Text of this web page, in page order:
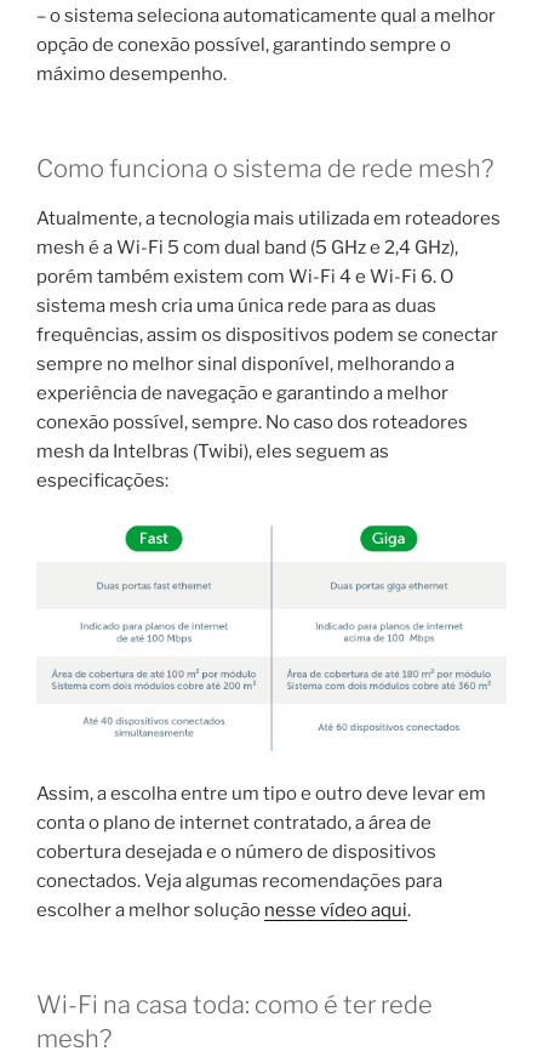
– o sistema seleciona automaticamente qual a melhor
opção de conexão possível, garantindo sempre o
máximo desempenho.
Como funciona o sistema de rede mesh?
Atualmente, a tecnologia mais utilizada em roteadores
mesh é a Wi-Fi 5 com dual band (5 GHz e 2,4 GHz),
porém também existem com Wi-Fi 4 e Wi-Fi 6. O
sistema mesh cria uma única rede para as duas
frequências, assim os dispositivos podem se conectar
sempre no melhor sinal disponível, melhorando a
experiência de navegação e garantindo a melhor
conexão possível, sempre. No caso dos roteadores
mesh da Intelbras (Twibi), eles seguem as
especificações:
Assim, a escolha entre um tipo e outro deve levar em
conta o plano de internet contratado, a área de
cobertura desejada e o número de dispositivos
conectados. Veja algumas recomendações para
escolher a melhor solução nesse vídeo aqui.
Wi-Fi na casa toda: como é ter rede
mesh?